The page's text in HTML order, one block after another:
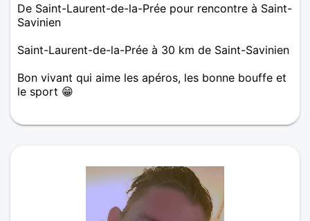
De Saint-Laurent-de-la-Prée pour rencontre à Saint-
Savinien
Saint-Laurent-de-la-Prée à 30 km de Saint-Savinien
Bon vivant qui aime les apéros, les bonne bouffe et
le sport 😁